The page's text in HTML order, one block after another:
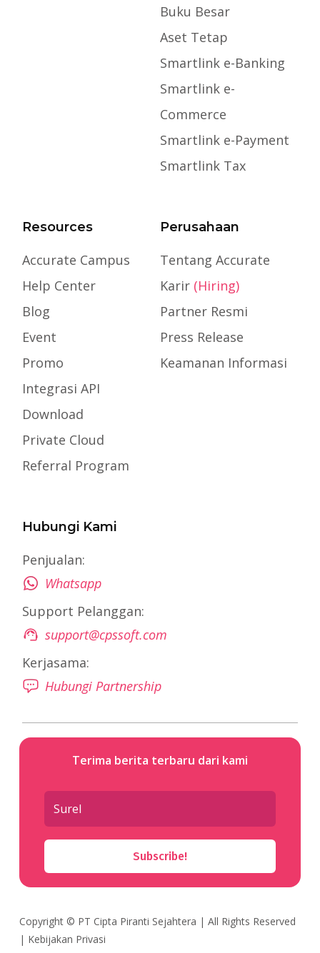
Buku Besar
Aset Tetap
Smartlink e-Banking
Smartlink e-
Commerce
Smartlink e-Payment
Smartlink Tax
Resources
Accurate Campus
Help Center
Blog
Event
Promo
Integrasi API
Download
Private Cloud
Referral Program
Perusahaan
Tentang Accurate
Karir (Hiring)
Partner Resmi
Press Release
Keamanan Informasi
Hubungi Kami
Penjualan:
Whatsapp
Support Pelanggan:
support@cpssoft.com
Kerjasama:
Hubungi Partnership
Terima berita terbaru dari kami
Subscribe!
Copyright © PT Cipta Piranti Sejahtera | All Rights Reserved
| Kebijakan Privasi